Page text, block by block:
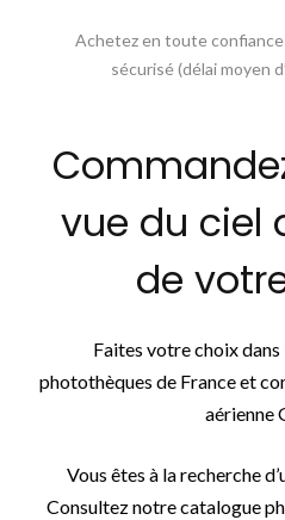
Achetez en toute
sécurisé (délai moyen
vue du ciel
de
Faites votre choix dans
photothèques de France et
aérienne
Vous êtes à la recherche
Consultez notre catalogue